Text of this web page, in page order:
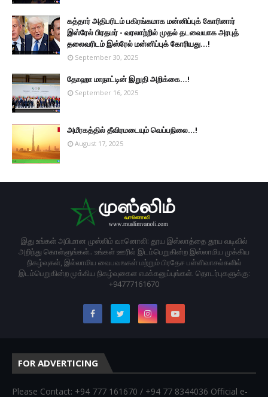
கத்தார் அதிபரிடம் பகிரங்கமாக மன்னிப்புக் கோரினார்
இஸ்ரேல் பிரதமர் - வரலாற்றில் முதல் தடவையாக அரபுத்
தலைவரிடம் இஸ்ரேல் மன்னிப்புக் கோரியது...!
September 30, 2025
தோஹா மாநாட்டின் இறுதி அறிக்கை...!
September 16, 2025
அமீரகத்தில் தீவிரமடையும் வெப்பநிலை...!
August 17, 2025
இது உங்கள் அபிமான முஸ்லிம் வானொலி: தூய இஸ்லாத்தை தூய வடிவில்
அறிந்து கொள்ளுங்கள்.. உங்கள் ஊரில் இடம்பெறுகின்ற இஸ்லாமிய முக்கிய
நிகழ்வுகள், இல்லாமிய வைபவஙகள் மற்றும் பிரதேச பள்ளிவாசல்களில்
இடம்பெறுகின்ற முக்கிய நிகழ்வுகைள எமக்கனுப்புங்கள். தொடர்புகளுக்கு:
+94777161670
FOR ADVERTICING
Please Contact: +94 777 161670 / +94 77 8344036 Official e-